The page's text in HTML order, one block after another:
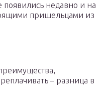
недавно и на
пришельцами из
– разница в